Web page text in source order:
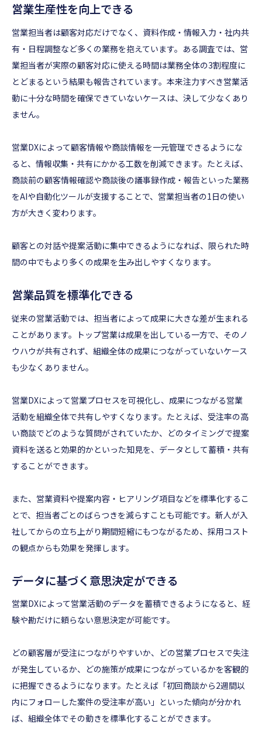
営業生産性を向上できる
営業担当者は顧客対応だけでなく、資料作成・情報入力・社内共
有・日程調整など多くの業務を抱えています。ある調査では、営
業担当者が実際の顧客対応に使える時間は業務全体の3割程度に
とどまるという結果も報告されています。本来注力すべき営業活
動に十分な時間を確保できていないケースは、決して少なくあり
ません。
営業DXによって顧客情報や商談情報を一元管理できるようにな
ると、情報収集・共有にかかる工数を削減できます。たとえば、
商談前の顧客情報確認や商談後の議事録作成・報告といった業務
をAIや自動化ツールが支援することで、営業担当者の1日の使い
方が大きく変わります。
顧客との対話や提案活動に集中できるようになれば、限られた時
間の中でもより多くの成果を生み出しやすくなります。
営業品質を標準化できる
従来の営業活動では、担当者によって成果に大きな差が生まれる
ことがあります。トップ営業は成果を出している一方で、そのノ
ウハウが共有されず、組織全体の成果につながっていないケース
も少なくありません。
営業DXによって営業プロセスを可視化し、成果につながる営業
活動を組織全体で共有しやすくなります。たとえば、受注率の高
い商談でどのような質問がされていたか、どのタイミングで提案
資料を送ると効果的かといった知見を、データとして蓄積・共有
することができます。
また、営業資料や提案内容・ヒアリング項目などを標準化するこ
とで、担当者ごとのばらつきを減らすことも可能です。新人が入
社してからの立ち上がり期間短縮にもつながるため、採用コスト
の観点からも効果を発揮します。
データに基づく意思決定ができる
営業DXによって営業活動のデータを蓄積できるようになると、経
験や勘だけに頼らない意思決定が可能です。
どの顧客層が受注につながりやすいか、どの営業プロセスで失注
が発生しているか、どの施策が成果につながっているかを客観的
に把握できるようになります。たとえば「初回商談から2週間以
内にフォローした案件の受注率が高い」といった傾向が分かれ
ば、組織全体でその動きを標準化することができます。